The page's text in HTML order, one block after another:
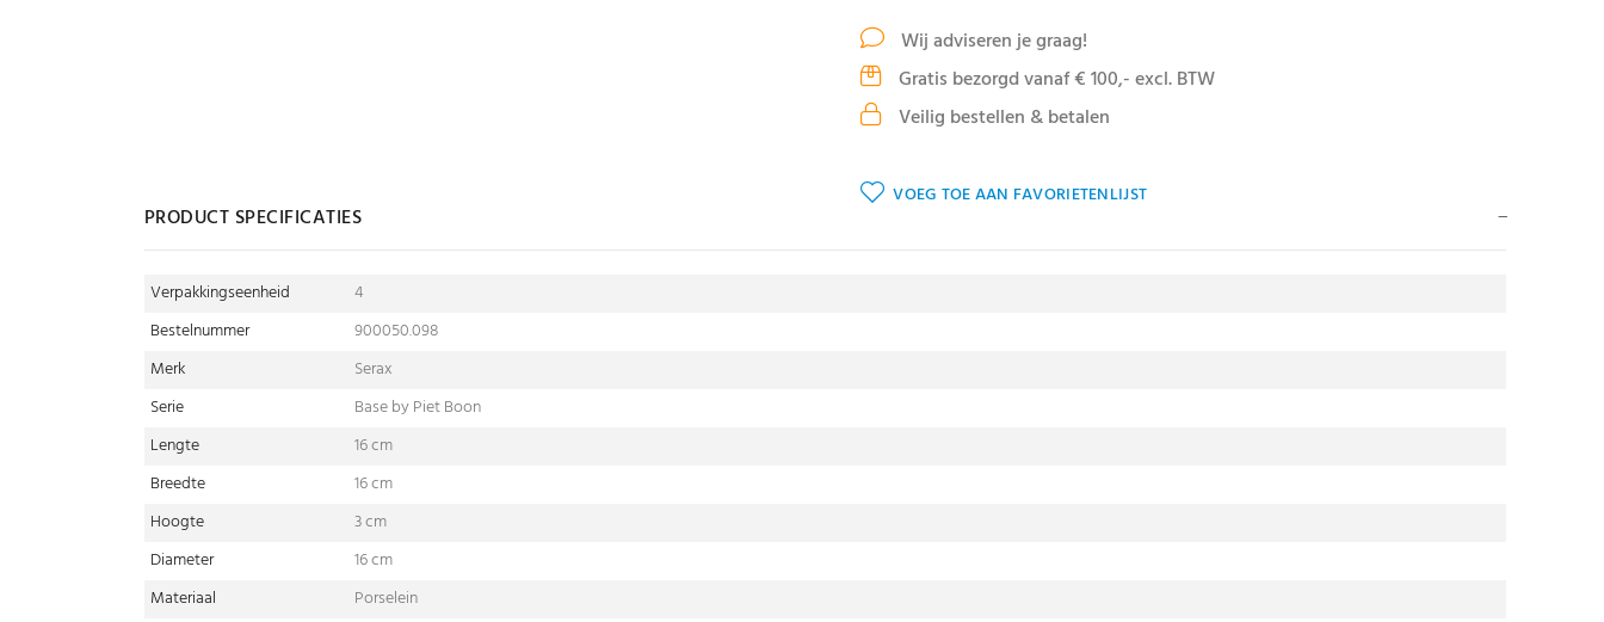
Wij adviseren je graag!
Gratis bezorgd vanaf € 100,- excl. BTW
Veilig bestellen & betalen
VOEG TOE AAN FAVORIETENLIJST
PRODUCT SPECIFICATIES
Verpakkingseenheid
4
Bestelnummer
900050.098
Merk
Serax
Serie
Base by Piet Boon
Lengte
16 cm
Breedte
16 cm
Hoogte
3 cm
Diameter
16 cm
Materiaal
Porselein